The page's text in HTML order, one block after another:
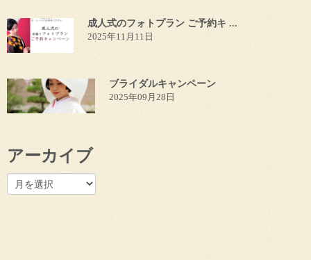
成人式のフォトプラン ご予約キ ...
2025年11月11日
ブライダルキャンペーン
2025年09月28日
アーカイブ